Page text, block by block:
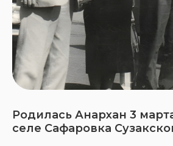
Родилась Анархан 3
селе Сафаровка